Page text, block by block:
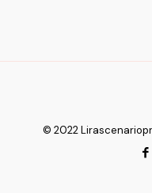
© 2022